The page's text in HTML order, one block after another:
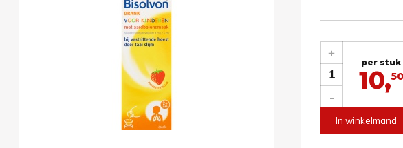
1
-
+
per stuk
10,50
In winkelmand